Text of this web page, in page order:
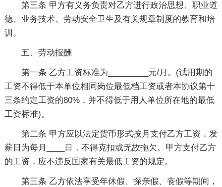
第三条 甲方有义务负责对乙方进行政治思想、职业道
德、业务技术、劳动安全卫生及有关规章制度的教育和培
训。
五、劳动报酬
第一条 乙方工资标准为_________元/月。(试用期的
工资不得低于本单位相同岗位最低档工资或者本协议第十
三条约定工资的80%，并不得低于用人单位所在地的最低
工资标准)。
第二条 甲方应以法定货币形式按月支付乙方工资，发
薪日为每月____日，不得克扣或无故拖欠。甲方支付乙方
的工资，应不违反国家有关最低工资的规定。
第三条 乙方依法享受年休假、探亲假、丧假等期间，